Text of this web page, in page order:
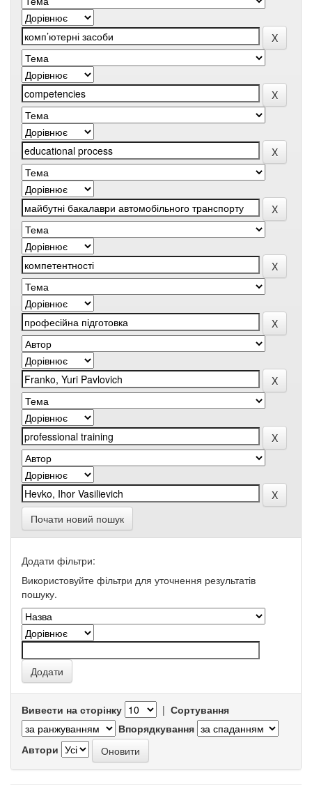
Почати новий пошук
Додати фільтри:
Використовуйте фільтри для уточнення результатів
пошуку.
Вивести на сторінку | Сортування
Впорядкування
Автори